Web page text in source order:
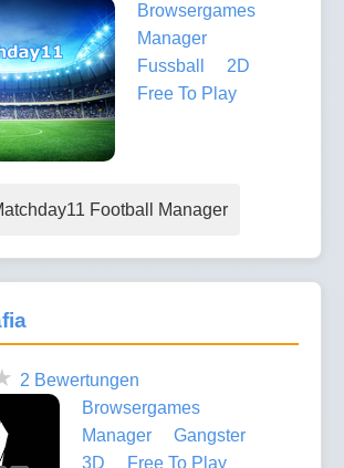
Browsergames
Manager
Fussball
2D
Free To Play
Football Manager
2 Bewertungen
Browsergames
Manager
Gangster
3D
Free To Play